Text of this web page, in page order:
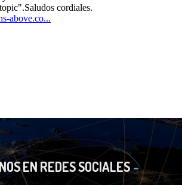
EN REDES SOCIALES